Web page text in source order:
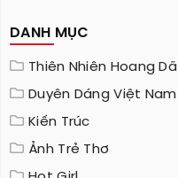
DANH MỤC
Thiên Nhiên Hoang Dã
Duyên Dáng Việt Nam
Kiến Trúc
Ảnh Trẻ Thơ